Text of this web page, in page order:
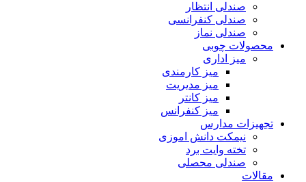
صندلی انتظار
صندلی کنفرانسی
صندلی نماز
محصولات چوبی
میز اداری
میز کارمندی
میز مدیریت
میز کانتر
میز کنفرانس
تجهیزات مدارس
نیمکت دانش اموزی
تخته وایت برد
صندلی محصلی
مقالات